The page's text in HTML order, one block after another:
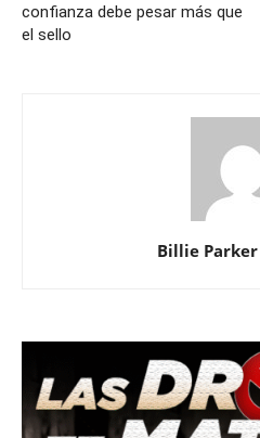
confianza debe pesar más que
el sello
Billie